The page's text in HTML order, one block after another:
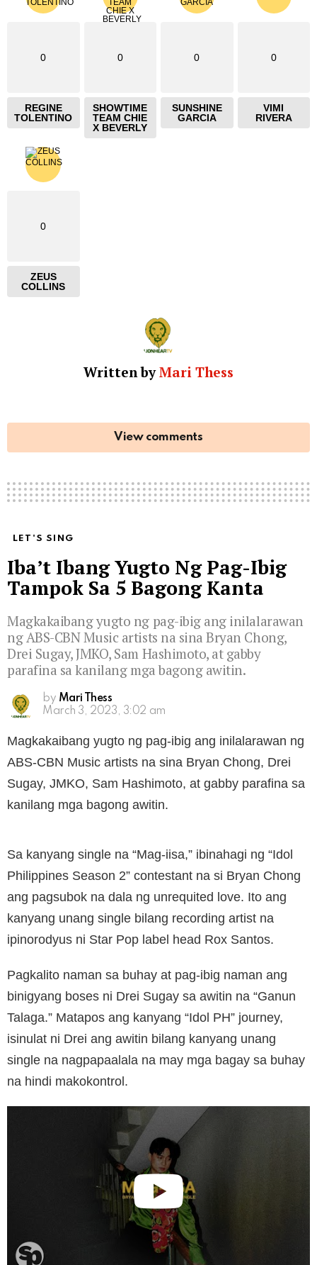
0
REGINE
TOLENTINO
0
SHOWTIME
TEAM CHIE
X BEVERLY
0
SUNSHINE
GARCIA
0
VIMI
RIVERA
0
ZEUS
COLLINS
Written byMari Thess
View comments
LET'S SING
Iba’t Ibang Yugto Ng Pag-Ibig
Tampok Sa 5 Bagong Kanta
Magkakaibang yugto ng pag-ibig ang inilalarawan
ng ABS-CBN Music artists na sina Bryan Chong,
Drei Sugay, JMKO, Sam Hashimoto, at gabby
parafina sa kanilang mga bagong awitin.
by Mari Thess
March 3, 2023, 3:02 am
Magkakaibang yugto ng pag-ibig ang inilalarawan ng
ABS-CBN Music artists na sina Bryan Chong, Drei
Sugay, JMKO, Sam Hashimoto, at gabby parafina sa
kanilang mga bagong awitin.
Sa kanyang single na “Mag-iisa,” ibinahagi ng “Idol
Philippines Season 2” contestant na si Bryan Chong
ang pagsubok na dala ng unrequited love. Ito ang
kanyang unang single bilang recording artist na
ipinorodyus ni Star Pop label head Rox Santos.
Pagkalito naman sa buhay at pag-ibig naman ang
binigyang boses ni Drei Sugay sa awitin na “Ganun
Talaga.” Matapos ang kanyang “Idol PH” journey,
isinulat ni Drei ang awitin bilang kanyang unang
single na nagpapaalala na may mga bagay sa buhay
na hindi makokontrol.